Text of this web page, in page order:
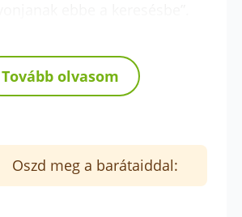
Tovább olvasom
Oszd meg a barátaiddal: